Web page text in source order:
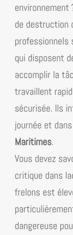
de destruction
professionnels
qui disposent
accomplir la
travaillent
sécurisée. Ils
journée et
Maritimes.
Vous devez
critique dans
frelons est
dangereuse